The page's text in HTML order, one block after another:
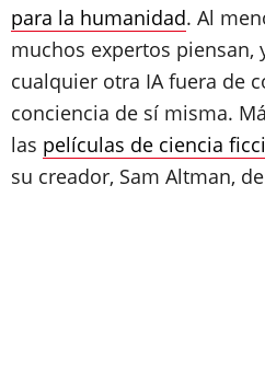
para la humanidad. Al
muchos expertos piensan,
cualquier otra IA fuera de
conciencia de sí misma.
las películas de ciencia
su creador, Sam Altman,